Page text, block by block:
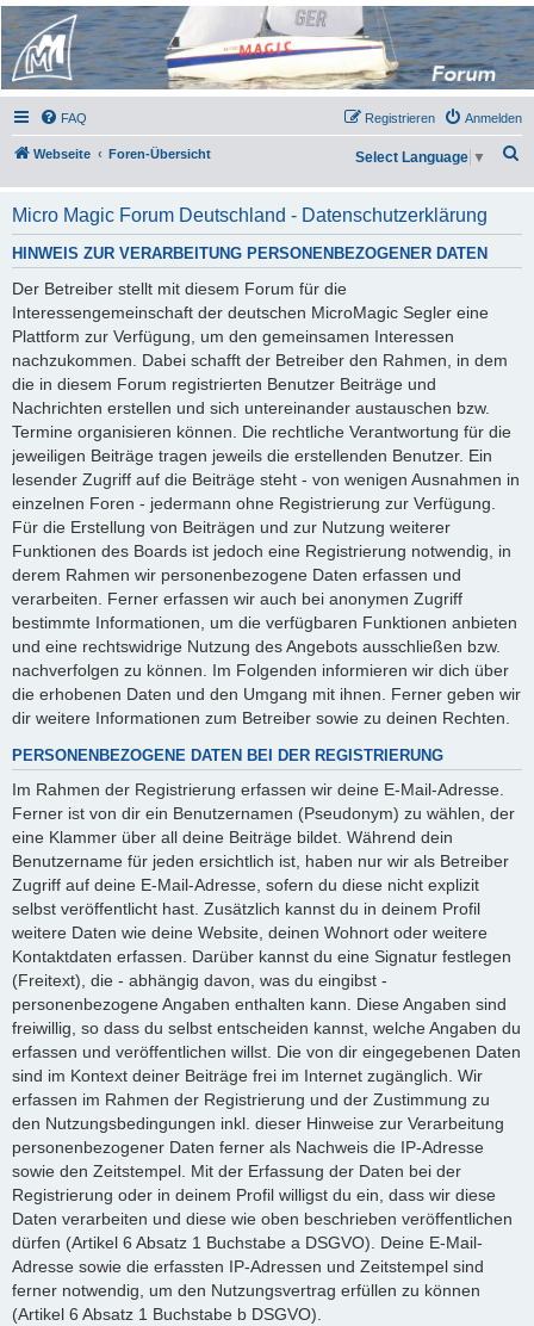
Micro Magic Forum
Deutschland
FAQ Anmelden
Registrieren
Webseite Foren-Übersicht
h
e
Select Language ▼
Micro Magic Forum Deutschland - Datenschutzerklärung
HINWEIS ZUR VERARBEITUNG PERSONENBEZOGENER DATEN
Der Betreiber stellt mit diesem Forum für die
Interessengemeinschaft der deutschen MicroMagic Segler eine
Plattform zur Verfügung, um den gemeinsamen Interessen
nachzukommen. Dabei schafft der Betreiber den Rahmen, in dem
die in diesem Forum registrierten Benutzer Beiträge und
Nachrichten erstellen und sich untereinander austauschen bzw.
Termine organisieren können. Die rechtliche Verantwortung für die
jeweiligen Beiträge tragen jeweils die erstellenden Benutzer. Ein
lesender Zugriff auf die Beiträge steht - von wenigen Ausnahmen in
einzelnen Foren - jedermann ohne Registrierung zur Verfügung.
Für die Erstellung von Beiträgen und zur Nutzung weiterer
Funktionen des Boards ist jedoch eine Registrierung notwendig, in
derem Rahmen wir personenbezogene Daten erfassen und
verarbeiten. Ferner erfassen wir auch bei anonymen Zugriff
bestimmte Informationen, um die verfügbaren Funktionen anbieten
und eine rechtswidrige Nutzung des Angebots ausschließen bzw.
nachverfolgen zu können. Im Folgenden informieren wir dich über
die erhobenen Daten und den Umgang mit ihnen. Ferner geben wir
dir weitere Informationen zum Betreiber sowie zu deinen Rechten.
PERSONENBEZOGENE DATEN BEI DER REGISTRIERUNG
Im Rahmen der Registrierung erfassen wir deine E-Mail-Adresse.
Ferner ist von dir ein Benutzernamen (Pseudonym) zu wählen, der
eine Klammer über all deine Beiträge bildet. Während dein
Benutzername für jeden ersichtlich ist, haben nur wir als Betreiber
Zugriff auf deine E-Mail-Adresse, sofern du diese nicht explizit
selbst veröffentlicht hast. Zusätzlich kannst du in deinem Profil
weitere Daten wie deine Website, deinen Wohnort oder weitere
Kontaktdaten erfassen. Darüber kannst du eine Signatur festlegen
(Freitext), die - abhängig davon, was du eingibst -
personenbezogene Angaben enthalten kann. Diese Angaben sind
freiwillig, so dass du selbst entscheiden kannst, welche Angaben du
erfassen und veröffentlichen willst. Die von dir eingegebenen Daten
sind im Kontext deiner Beiträge frei im Internet zugänglich. Wir
erfassen im Rahmen der Registrierung und der Zustimmung zu
den Nutzungsbedingungen inkl. dieser Hinweise zur Verarbeitung
personenbezogener Daten ferner als Nachweis die IP-Adresse
sowie den Zeitstempel. Mit der Erfassung der Daten bei der
Registrierung oder in deinem Profil willigst du ein, dass wir diese
Daten verarbeiten und diese wie oben beschrieben veröffentlichen
dürfen (Artikel 6 Absatz 1 Buchstabe a DSGVO). Deine E-Mail-
Adresse sowie die erfassten IP-Adressen und Zeitstempel sind
ferner notwendig, um den Nutzungsvertrag erfüllen zu können
(Artikel 6 Absatz 1 Buchstabe b DSGVO).